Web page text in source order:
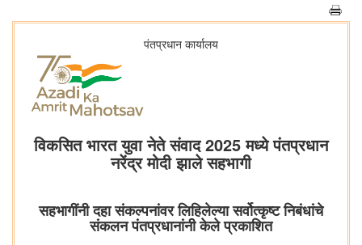
पंतप्रधान कार्यालय
विकसित भारत युवा नेते संवाद 2025 मध्ये पंतप्रधान
नरेंद्र मोदी झाले सहभागी
सहभागींनी दहा संकल्पनांवर लिहिलेल्या सर्वोत्कृष्ट निबंधांचे
संकलन पंतप्रधानांनी केले प्रकाशित